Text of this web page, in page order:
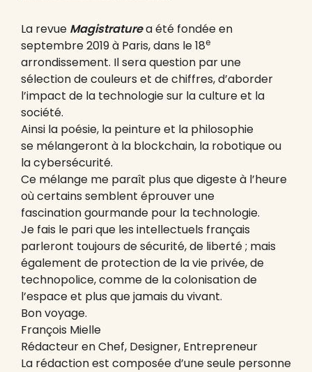
La revue Magistraturea été fondée en
septembre 2019 à Paris, dans le 18e
arrondissement. Il sera question par une
sélection de couleurs et de chiffres, d’aborder
l’impact de la technologie sur la culture et la
société.
Ainsi la poésie, la peinture et la philosophie
se mélangeront à la blockchain, la robotique ou
la cybersécurité.
Ce mélange me paraît plus que digeste à l’heure
où certains semblent éprouver une
fascination gourmande pour la technologie.
Je fais le pari que les intellectuels français
parleront toujours de sécurité, de liberté ; mais
également de protection de la vie privée, de
technopolice, comme de la colonisation de
l’espace et plus que jamais du vivant.
Bon voyage.
François Mielle
Rédacteur en Chef, Designer, Entrepreneur
La rédaction est composée d’une seule personne